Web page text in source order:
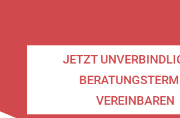
JETZT
VEREINBAREN